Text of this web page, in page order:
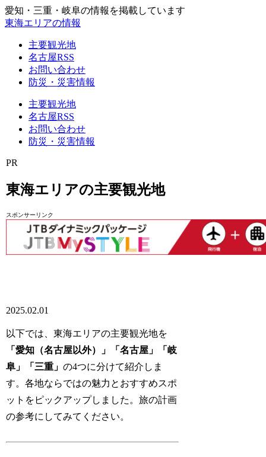
愛知・三重・岐阜の情報を掲載しています
東海エリアの情報
主要観光地
名古屋RSS
お問い合わせ
防災・災害情報
主要観光地
名古屋RSS
お問い合わせ
防災・災害情報
PR
東海エリアの主要観光地
スポンサーリンク
2025.02.01
以下では、東海エリアの主要観光地を
「愛知（名古屋以外）」「名古屋」「岐
阜」「三重」の4つに分けて紹介しま
す。各地ならではの魅力とおすすめスポ
ットをピックアップしました。旅の計画
の参考にしてみてください。